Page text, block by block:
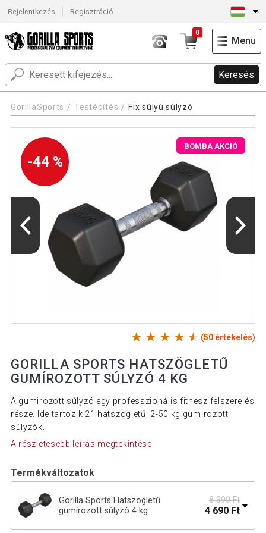
Bejelentkezés Regisztráció
Keresés
0
Menu
GorillaSports Testépítés Fix súlyú súlyzó
-44 %
BOMBA AKCIÓ
(50 értékelés)
GORILLA SPORTS HATSZÖGLETŰ
GUMÍROZOTT SÚLYZÓ 4 KG
A gumirozott súlyzó egy professzionális fitnesz felszerelés
része. Ide tartozik 21 hatszögletű, 2-50 kg gumirozott
súlyzók.
A részletesebb leírás megtekintése
Termékváltozatok
Gorilla Sports Hatszögletű
gumírozott súlyzó 4 kg
8 390 Ft
4 690 Ft